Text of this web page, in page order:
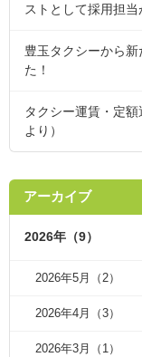
ストとして採用担当
豊玉タクシーから
た！
タクシー運賃・定
より）
アーカイブ
2026年（9）
2026年5月（2）
2026年4月（3）
2026年3月（1）